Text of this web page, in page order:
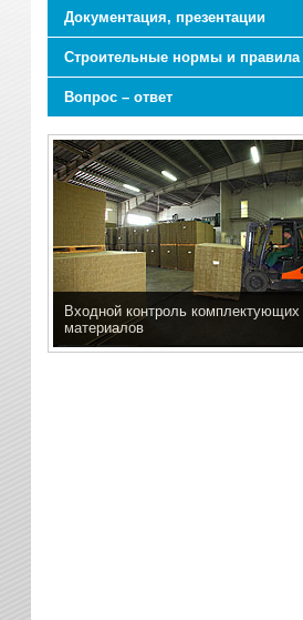
Документация, презентации
Строительные нормы и правила
Вопрос – ответ
Входной контроль комплектующих
материалов